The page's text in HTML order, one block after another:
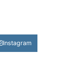
Instagram